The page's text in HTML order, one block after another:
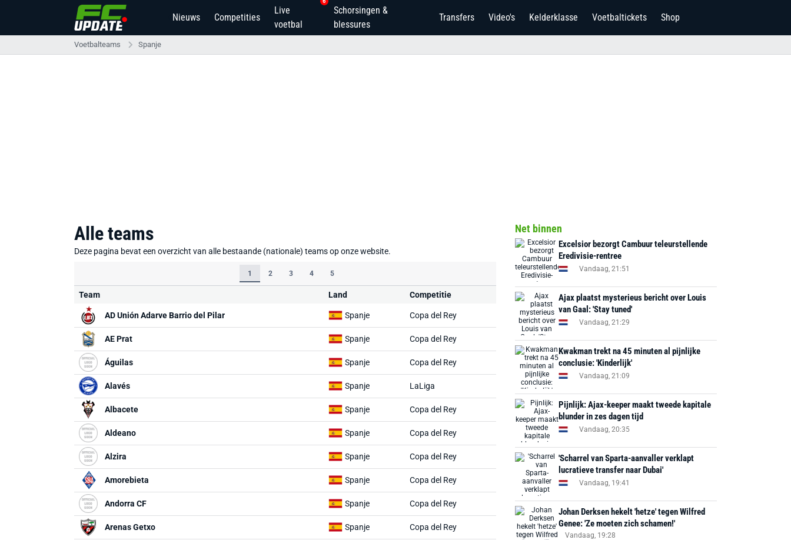
Nieuws Competities
Live
voetbal
Schorsingen &
blessures
Transfers Video's Kelderklasse Voetbaltickets Shop
Voetbalteams Spanje
Alle teams
Deze pagina bevat een overzicht van alle bestaande (nationale) teams op onze website.
1 2 3 4 5
Team Land Competitie
AD Unión Adarve Barrio del Pilar Spanje Copa del Rey
AE Prat Spanje Copa del Rey
Águilas Spanje Copa del Rey
Alavés Spanje LaLiga
Albacete Spanje Copa del Rey
Aldeano Spanje Copa del Rey
Alzira Spanje Copa del Rey
Amorebieta Spanje Copa del Rey
Andorra CF Spanje Copa del Rey
Arenas Getxo Spanje Copa del Rey
Net binnen
Excelsior bezorgt Cambuur teleurstellende
Eredivisie-rentree
Vandaag, 21:51
Ajax plaatst mysterieus bericht over Louis
van Gaal: 'Stay tuned'
Vandaag, 21:29
Kwakman trekt na 45 minuten al pijnlijke
conclusie: 'Kinderlijk'
Vandaag, 21:09
Pijnlijk: Ajax-keeper maakt tweede kapitale
blunder in zes dagen tijd
Vandaag, 20:35
'Scharrel van Sparta-aanvaller verklapt
lucratieve transfer naar Dubai'
Vandaag, 19:41
Johan Derksen hekelt 'hetze' tegen Wilfred
Genee: 'Ze moeten zich schamen!'
Vandaag, 19:28